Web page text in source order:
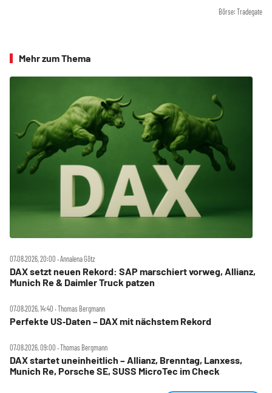
Börse: Tradegate
Mehr zum Thema
07.08.2026, 20:00 ‧ Annalena Götz
DAX setzt neuen Rekord: SAP marschiert vorweg, Allianz,
Munich Re & Daimler Truck patzen
07.08.2026, 14:40 ‧ Thomas Bergmann
Perfekte US‑Daten – DAX mit nächstem Rekord
07.08.2026, 09:00 ‧ Thomas Bergmann
DAX startet uneinheitlich – Allianz, Brenntag, Lanxess,
Munich Re, Porsche SE, SUSS MicroTec im Check